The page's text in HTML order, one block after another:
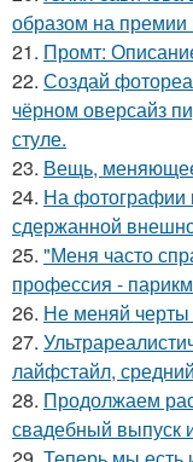
образом на премии
21. Промт:
22. Создай
чёрном оверсайз
стуле.
23. Вещь,
24. На фотографии
сдержанной
25. "Меня часто
профессия -
26. Не меняй черты
27.
лайфстайл,
28. Продолжаем
свадебный выпуск